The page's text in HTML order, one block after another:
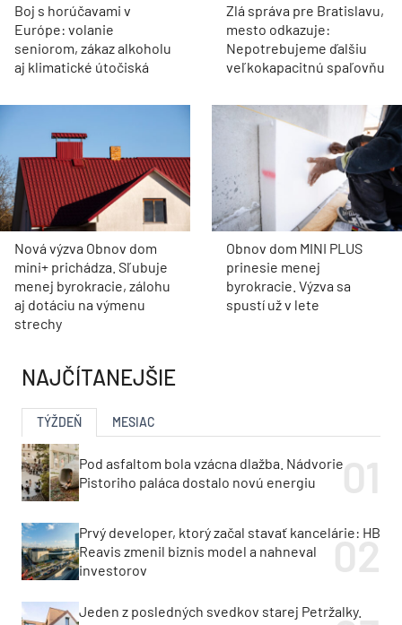
Boj s horúčavami v
Európe: volanie
seniorom, zákaz alkoholu
aj klimatické útočiská
Zlá správa pre Bratislavu,
mesto odkazuje:
Nepotrebujeme ďalšiu
veľkokapacitnú spaľovňu
Nová výzva Obnov dom
mini+ prichádza. Sľubuje
menej byrokracie, zálohu
aj dotáciu na výmenu
strechy
Obnov dom MINI PLUS
prinesie menej
byrokracie. Výzva sa
spustí už v lete
NAJČÍTANEJŠIE
TÝŽDEŇ MESIAC
Pod asfaltom bola vzácna dlažba. Nádvorie
Pistoriho paláca dostalo novú energiu
Prvý developer, ktorý začal stavať kancelárie: HB
Reavis zmenil biznis model a nahneval
investorov
Jeden z posledných svedkov starej Petržalky.